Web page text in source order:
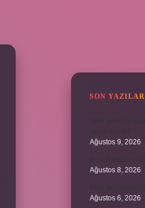
SON YAZILAR
Ağustos 9, 2026
Ağustos 8, 2026
Ağustos 6, 2026